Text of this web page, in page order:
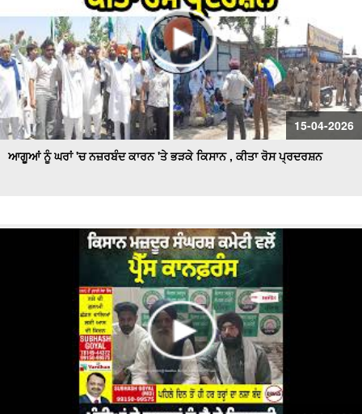
15-04-2026
ਆਗੂਆਂ ਨੂੰ ਘਰਾਂ 'ਚ ਨਜ਼ਰਬੰਦ ਕਾਰਨ 'ਤੇ ਭੜਕੇ ਕਿਸਾਨ , ਕੀਤਾ ਰੋਸ ਪ੍ਰਦਰਸ਼ਨ